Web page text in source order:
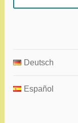
Deutsch
Español